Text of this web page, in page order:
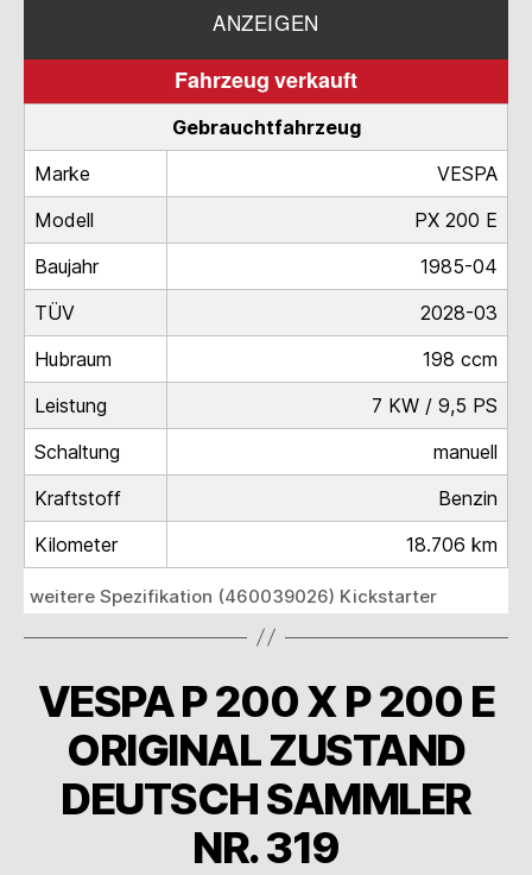
ANZEIGEN
Fahrzeug verkauft
Gebrauchtfahrzeug
Marke
VESPA
Modell
PX 200 E
Baujahr
1985-04
TÜV
2028-03
Hubraum
198 ccm
Leistung
7 KW / 9,5 PS
Schaltung
manuell
Kraftstoff
Benzin
Kilometer
18.706 km
weitere Spezifikation (460039026) Kickstarter
VESPA P 200 X P 200 E
ORIGINAL ZUSTAND
DEUTSCH SAMMLER
NR. 319